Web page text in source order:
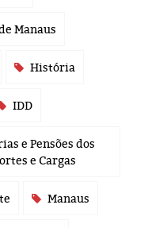
Manaus
História
IDD
e Pensões dos
e Cargas
Manaus